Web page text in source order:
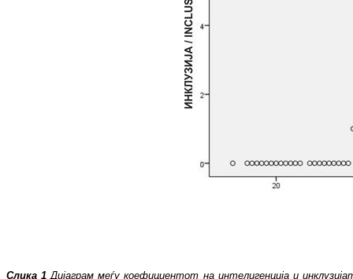
Слика 1Дијаграм меѓу коефициентот на интелигенција и